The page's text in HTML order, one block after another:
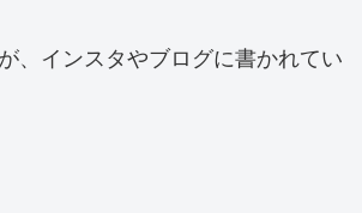
、インスタやブログに書かれてい